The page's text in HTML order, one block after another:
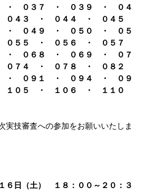
・ ０３７ ・ ０３９ ・ ０４
４３ ・ ０４４ ・ ０４５
・ ０４９ ・ ０５０ ・ ０５
５５ ・ ０５６ ・ ０５７
・ ０６８ ・ ０６９ ・ ０７
７４ ・ ０７８ ・ ０８２
・ ０９１ ・ ０９４ ・ ０９
０５ ・ １０６ ・ １１０
実技審査への参加をお願いいたしま
６日（土） １８：００～２０：３